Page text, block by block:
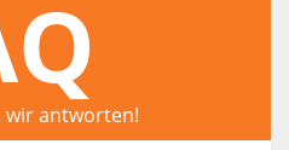
wir antworten!